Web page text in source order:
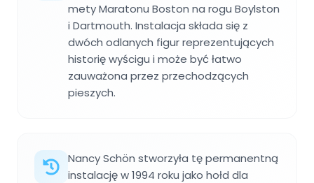
mety Maratonu Boston na rogu Boylston
i Dartmouth. Instalacja składa się z
dwóch odlanych figur reprezentujących
historię wyścigu i może być łatwo
zauważona przez przechodzących
pieszych.
Nancy Schön stworzyła tę permanentną
instalację w 1994 roku jako hołd dla